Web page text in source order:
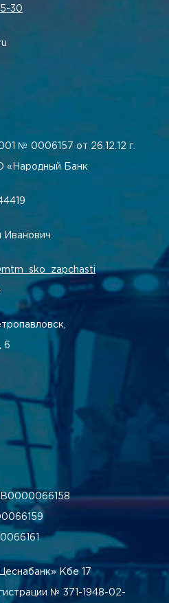
30
№ 0006157 от 26.12.12 г.
«Народный Банк
Иванович
6
Кбе 17
№ 371-1948-02-